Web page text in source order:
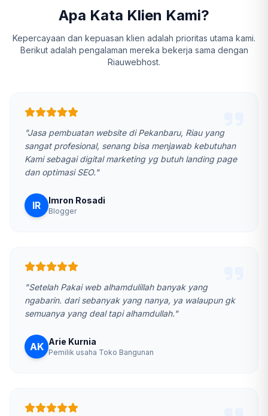
Apa Kata Klien Kami?
Kepercayaan dan kepuasan klien adalah prioritas utama kami.
Berikut adalah pengalaman mereka bekerja sama dengan
Riauwebhost.
"Jasa pembuatan website di Pekanbaru, Riau yang
sangat profesional, senang bisa menjawab kebutuhan
Kami sebagai digital marketing yg butuh landing page
dan optimasi SEO."
IR Imron Rosadi
Blogger
"Setelah Pakai web alhamdulillah banyak yang
ngabarin. dari sebanyak yang nanya, ya walaupun gk
semuanya yang deal tapi alhamdullah."
AK Arie Kurnia
Pemilik usaha Toko Bangunan